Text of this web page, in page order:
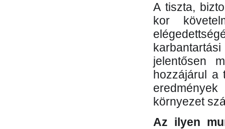
A tiszta,
kor
jelentősen
hozzájárul a
környezet
Az ilyen